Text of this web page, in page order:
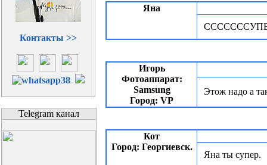
Контакты >>
Telegram канал
Яна
Игорь
Фотоаппарат:
Samsung
Город: VP
Этож надо а
Кот
Город: Георгиевск.
Яна ты супер.